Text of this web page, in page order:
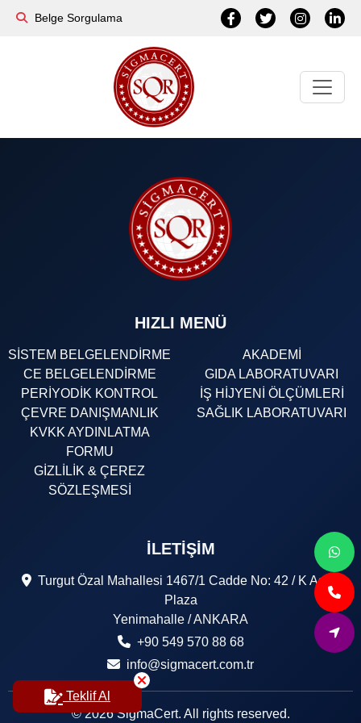
Belge Sorgulama
HIZLI MENÜ
SİSTEM BELGELENDİRME
CE BELGELENDİRME
PERİYODİK KONTROL
ÇEVRE DANIŞMANLIK
KVKK AYDINLATMA
FORMU
GİZLİLİK & ÇEREZ
SÖZLEŞMESİ
AKADEMİ
GIDA LABORATUVARI
İŞ HİJYENİ ÖLÇÜMLERİ
SAĞLIK LABORATUVARI
İLETIŞIM
Turgut Özal Mahallesi 1467/1 Cadde No: 42 / K Astor
Plaza
Yenimahalle / ANKARA
+90 549 570 88 68
info@sigmacert.com.tr
© 2026 SigmaCert. All rights reserved.
Teklif Al